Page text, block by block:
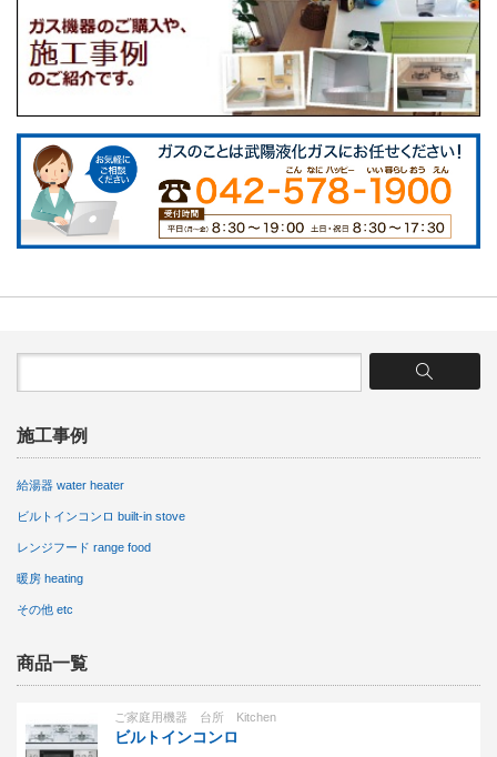
施工事例
給湯器 water heater
ビルトインコンロ built-in stove
レンジフード range food
暖房 heating
その他 etc
商品一覧
ご家庭用機器 台所 Kitchen
ビルトインコンロ